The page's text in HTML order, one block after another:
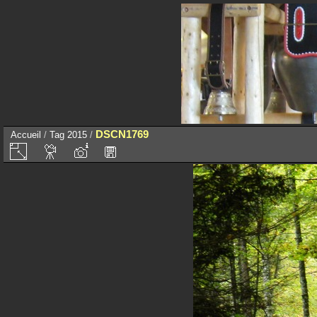
Accueil / Tag 2015 / DSCN1769